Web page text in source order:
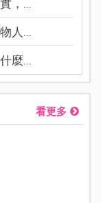
，...
人...
麼...
看更多